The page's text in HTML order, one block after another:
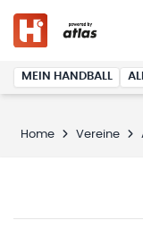
MEIN HANDBALL
Home Vereine